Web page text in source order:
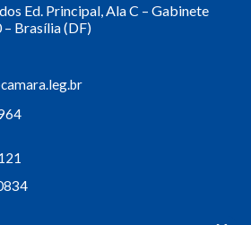
Ed. Principal, Ala C – Gabinete
Brasília (DF)